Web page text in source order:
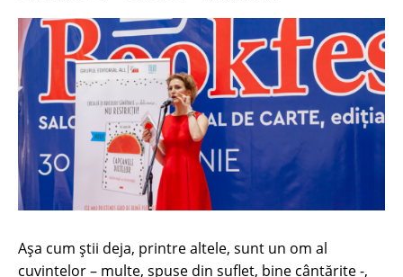
Așa cum știi deja, printre altele, sunt un om al
cuvintelor – multe, spuse din suflet, bine cântărite -,